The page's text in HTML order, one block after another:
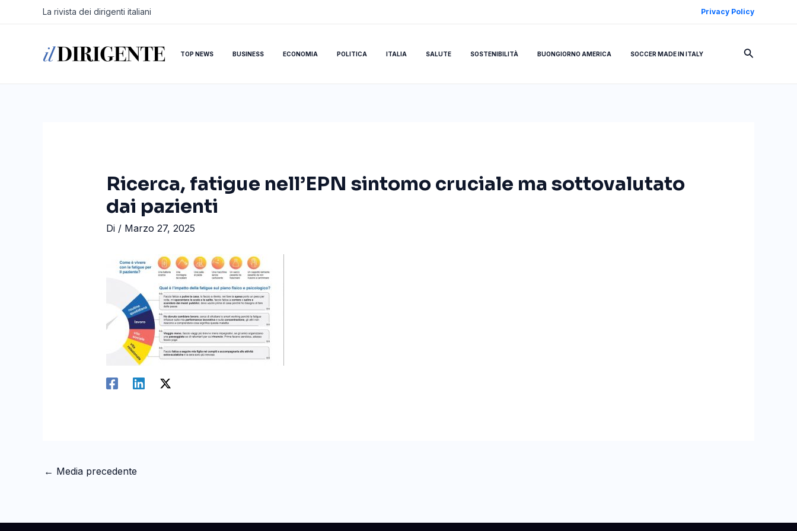
La rivista dei dirigenti italiani Privacy Policy
TOP NEWS BUSINESS ECONOMIA POLITICA ITALIA SALUTE SOSTENIBILITÀ BUONGIORNO AMERICA SOCCER MADE IN ITALY Cerca
Ricerca, fatigue nell’EPN sintomo cruciale ma sottovalutato
dai pazienti
Di / Marzo 27, 2025
Navigazione
← Media precedente